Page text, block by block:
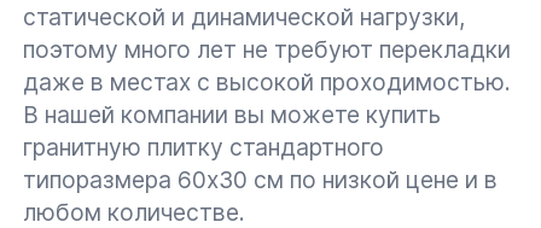
статической и динамической нагрузки,
поэтому много лет не требуют перекладки
даже в местах с высокой проходимостью.
В нашей компании вы можете купить
гранитную плитку стандартного
типоразмера 60х30 см по низкой цене и в
любом количестве.